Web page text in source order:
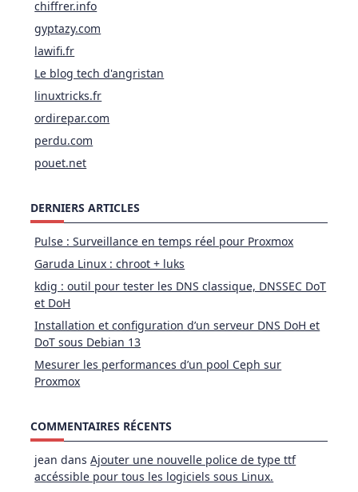
chiffrer.info
gyptazy.com
lawifi.fr
Le blog tech d'angristan
linuxtricks.fr
ordirepar.com
perdu.com
pouet.net
DERNIERS ARTICLES
Pulse : Surveillance en temps réel pour Proxmox
Garuda Linux : chroot + luks
kdig : outil pour tester les DNS classique, DNSSEC DoT
et DoH
Installation et configuration d’un serveur DNS DoH et
DoT sous Debian 13
Mesurer les performances d’un pool Ceph sur
Proxmox
COMMENTAIRES RÉCENTS
jean dansAjouter une nouvelle police de type ttf
accéssible pour tous les logiciels sous Linux.